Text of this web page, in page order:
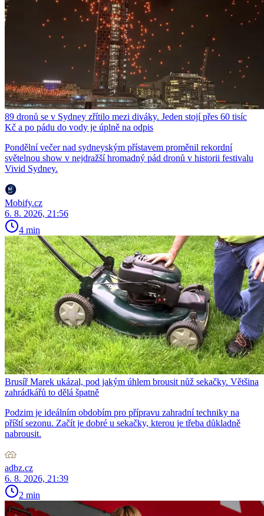
89 dronů se v Sydney zřítilo mezi diváky. Jeden stojí přes 60 tisíc
Kč a po pádu do vody je úplně na odpis
Pondělní večer nad sydneyským přístavem proměnil rekordní
světelnou show v nejdražší hromadný pád dronů v historii festivalu
Vivid Sydney.
Mobify.cz
6. 8. 2026, 21:56
4 min
Brusíř Marek ukázal, pod jakým úhlem brousit nůž sekačky. Většina
zahrádkářů to dělá špatně
Podzim je ideálním obdobím pro přípravu zahradní techniky na
příští sezonu. Začít je dobré u sekačky, kterou je třeba důkladně
nabrousit.
adbz.cz
6. 8. 2026, 21:39
2 min